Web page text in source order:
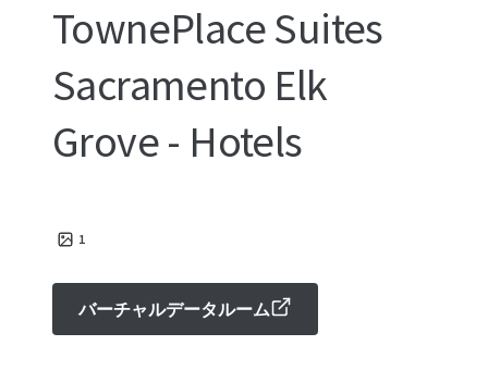
TownePlace Suites
Sacramento Elk
Grove - Hotels
1
バーチャルデータルーム